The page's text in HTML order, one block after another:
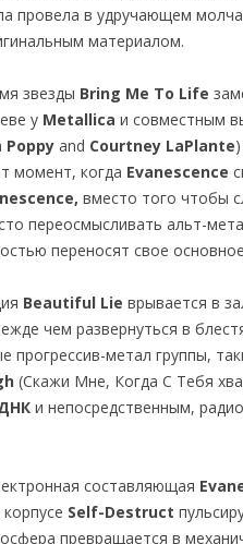
провела в удручающем
материалом.
звезды Bring Me To Life
у Metallica и совместным
Poppy and Courtney LaPlante
момент, когда Evanescence
вместо того чтобы
переосмысливать альт-
переносят свое
Beautiful Lie врывается в
чем развернуться в
прогрессив-метал группы,
(Скажи Мне, Когда С Тебя
и непосредственным,
составляющая
Self-Destruct
превращается в